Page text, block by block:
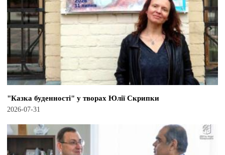
"Казка буденності" у творах Юлії Скрипки
2026-07-31